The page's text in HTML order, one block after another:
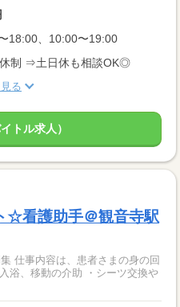
18:00、10:00〜19:00
休制 ⇒土日休も相談OK◎
る
トル求人）
☆看護助手＠観音寺駅
仕事内容は、患者さまの身の回
浴、移動の介助 ・シーツ交換や